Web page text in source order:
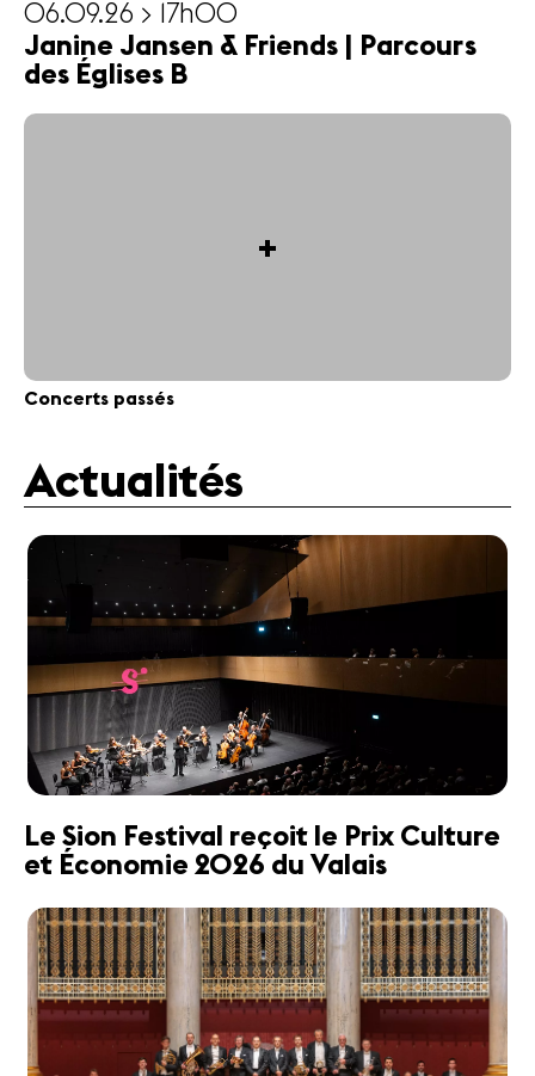
06.09.26 > 17h00
Janine Jansen & Friends | Parcours
des Églises B
+
Concerts passés
Actualités
Le Sion Festival reçoit le Prix Culture
et Économie 2026 du Valais